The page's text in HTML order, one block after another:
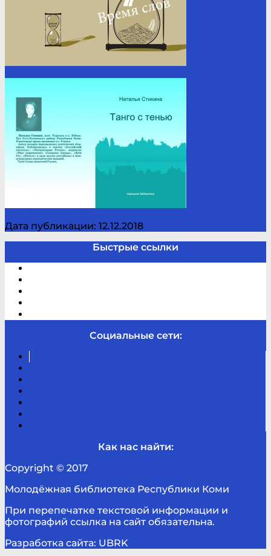
Дата публикации: 12.12.2018
Быстрые ссылки
Социальные сети:
Как нас найти:
Copyright © 2017
Молодёжная библиотека Республики Коми
При перепечатке текстовой информации и
фотографий ссылка на сайт обязательна.
Разработка сайта: UBRK